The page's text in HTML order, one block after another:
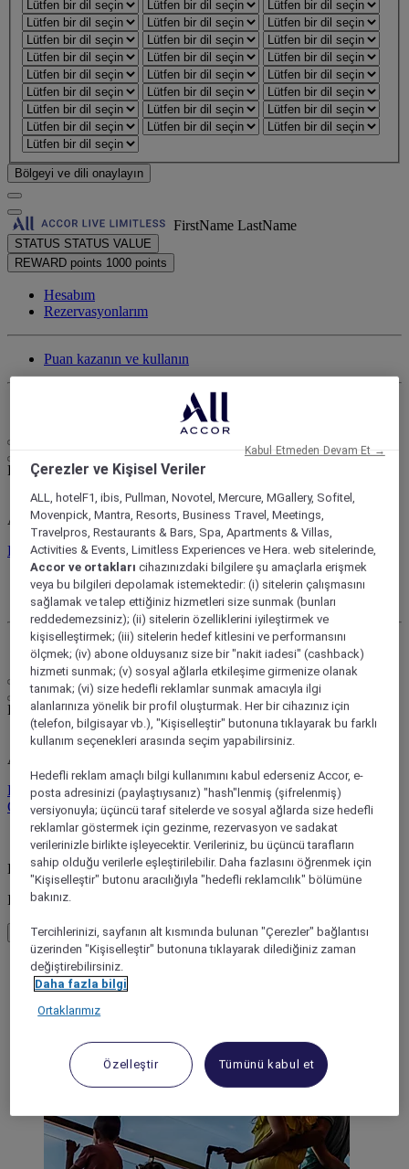
Bölgeyi ve dili onaylayın
FirstName LastName
STATUS STATUS VALUE
REWARD points 1000 points
Hesabım
Rezervasyonlarım
Puan kazanın ve kullanın
FirstName LastName
ALL Nereye giderseniz gidin, ne yaparsanız yapın sizi ödüllendirir
Program hakkında bilgi edinin
Hesabım
Rezervasyonlarım
Oturumu kapat
Kendi tarzınızda yaşam
ALL Nereye giderseniz gidin, ne yaparsanız yapın sizi ödüllendirir
Program hakkında bilgi edinin
Oturum aç
Rezervasyonlarım
Back to main menu
Inspirations
Ana menüye geri dönün
By the beach
Çerezler ve Kişisel Veriler
ALL, hotelF1, ibis, Pullman, Novotel, Mercure, MGallery, Sofitel,
Movenpick, Mantra, Resorts, Business Travel, Meetings,
Travelpros, Restaurants & Bars, Spa, Apartments & Villas,
Activities & Events, Limitless Experiences ve Hera. web sitelerinde,
Accor ve ortakları cihazınızdaki bilgilere şu amaçlarla erişmek
veya bu bilgileri depolamak istemektedir: (i) sitelerin çalışmasını
sağlamak ve talep ettiğiniz hizmetleri size sunmak (bunları
reddedemezsiniz); (ii) sitelerin özelliklerini iyileştirmek ve
kişiselleştirmek; (iii) sitelerin hedef kitlesini ve performansını
ölçmek; (iv) abone olduysanız size bir "nakit iadesi" (cashback)
hizmeti sunmak; (v) sosyal ağlarla etkileşime girmenize olanak
tanımak; (vi) size hedefli reklamlar sunmak amacıyla ilgi
alanlarınıza yönelik bir profil oluşturmak. Her bir cihazınız için
(telefon, bilgisayar vb.), "Kişiselleştir" butonuna tıklayarak bu farklı
kullanım seçenekleri arasında seçim yapabilirsiniz.
Hedefli reklam amaçlı bilgi kullanımını kabul ederseniz Accor, e-
posta adresinizi (paylaştıysanız) "hash"lenmiş (şifrelenmiş)
versiyonuyla; üçüncü taraf sitelerde ve sosyal ağlarda size hedefli
reklamlar göstermek için gezinme, rezervasyon ve sadakat
verilerinizle birlikte işleyecektir. Verileriniz, bu üçüncü tarafların
sahip olduğu verilerle eşleştirilebilir. Daha fazlasını öğrenmek için
"Kişiselleştir" butonu aracılığıyla "hedefli reklamcılık" bölümüne
bakınız.
Tercihlerinizi, sayfanın alt kısmında bulunan "Çerezler" bağlantısı
üzerinden "Kişiselleştir" butonuna tıklayarak dilediğiniz zaman
değiştirebilirsiniz.
Daha fazla bilgi
Ortaklarımız
Özelleştir Tümünü kabul et
Kabul Etmeden Devam Et →